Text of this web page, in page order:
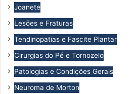
Joanete
Lesões e Fraturas
Tendinopatias e Fascite Plantar
Cirurgias do Pé e Tornozelo
Patologias e Condições Gerais
Neuroma de Morton